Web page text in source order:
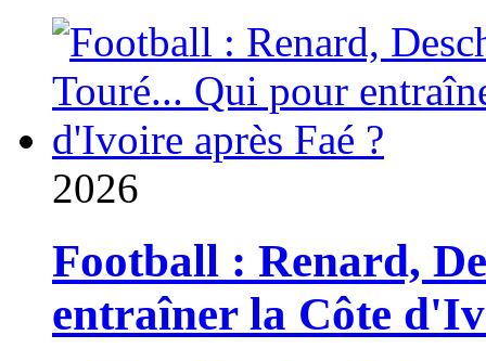
2026
Football : Renard,
entraîner la Côte